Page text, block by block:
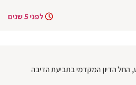
לפני 5 שנים
הדיון המקדמי בתביעת הדיבה